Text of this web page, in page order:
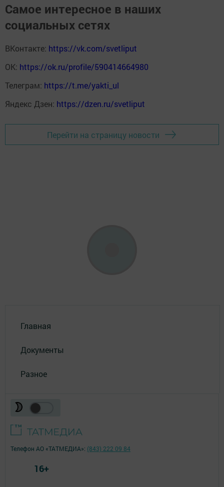
Самое интересное в наших
социальных сетях
ВКонтакте: https://vk.com/svetliput
ОК: https://ok.ru/profile/590414664980
Телеграм: https://t.me/yakti_ul
Яндекс Дзен: https://dzen.ru/svetliput
Перейти на страницу новости
Главная
Документы
Разное
Телефон АО «ТАТМЕДИА»: (843) 222 09 84
16+